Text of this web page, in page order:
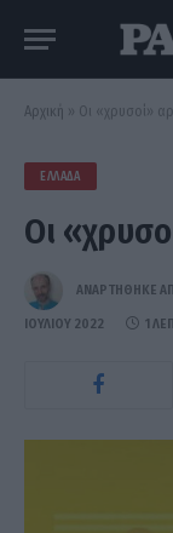
Αρχική » Οι «χρυσοί»
ΕΛΛΆΔΑ
Οι
ΑΝΑΡΤΗΘΗΚΕ
ΙΟΥΛΊΟΥ 2022 1